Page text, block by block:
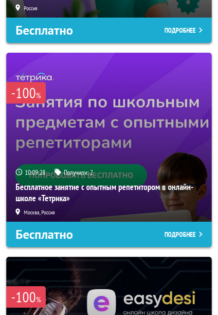
Россия
Бесплатно ПОДРОБНЕЕ
-100%
10:09:28 Получили:2
Бесплатное занятие с опытным репетитором в онлайн-
школе «Тетрика»
Москва, Россия
Бесплатно ПОДРОБНЕЕ
-100%